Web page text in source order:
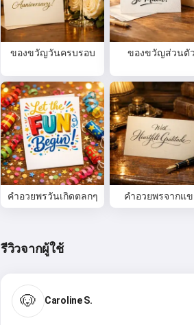
ของขวัญวันครบรอบ ของขวัญส่วนตัว
คำอวยพรวันเกิดตลกๆ คำอวยพรจากแ
รีวิวจากผู้ใช้
🐶 Caroline S.